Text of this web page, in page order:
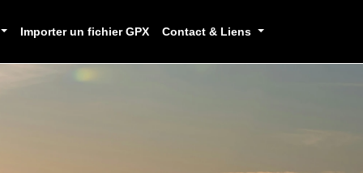
Importer un fichier GPX Contact & Liens